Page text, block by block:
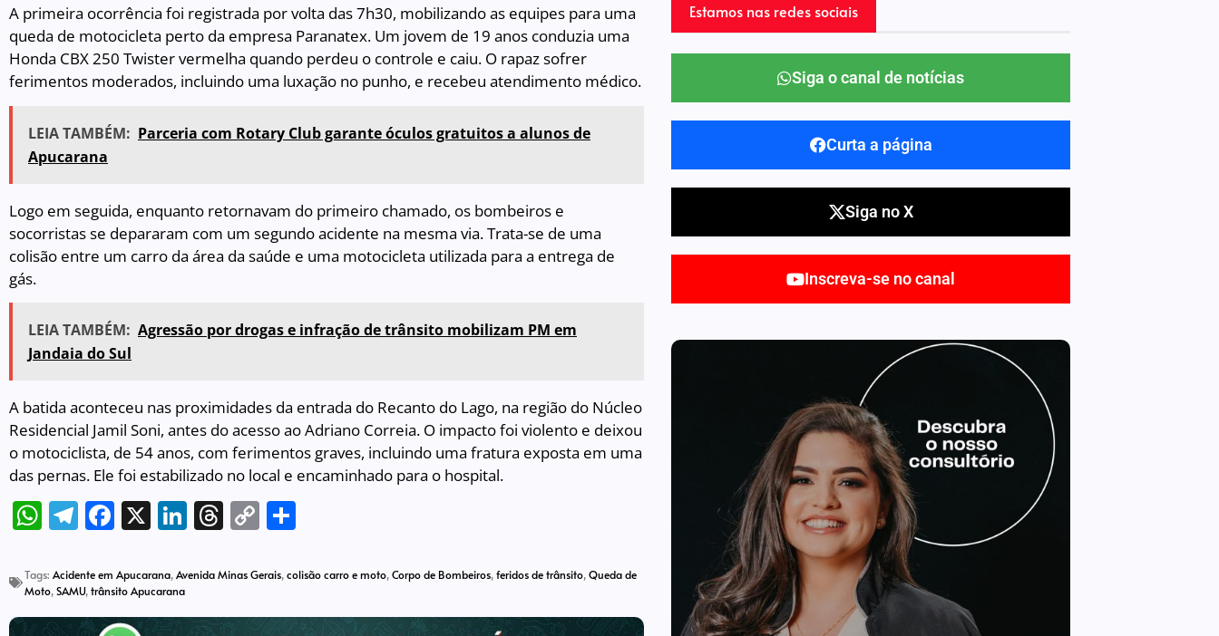
A primeira ocorrência foi registrada por volta das 7h30, mobilizando as equipes para uma
queda de motocicleta perto da empresa Paranatex. Um jovem de 19 anos conduzia uma
Honda CBX 250 Twister vermelha quando perdeu o controle e caiu. O rapaz sofrer
ferimentos moderados, incluindo uma luxação no punho, e recebeu atendimento médico.
LEIA TAMBÉM: Parceria com Rotary Club garante óculos gratuitos a alunos de
Apucarana
Logo em seguida, enquanto retornavam do primeiro chamado, os bombeiros e
socorristas se depararam com um segundo acidente na mesma via. Trata-se de uma
colisão entre um carro da área da saúde e uma motocicleta utilizada para a entrega de
gás.
LEIA TAMBÉM: Agressão por drogas e infração de trânsito mobilizam PM em
Jandaia do Sul
A batida aconteceu nas proximidades da entrada do Recanto do Lago, na região do Núcleo
Residencial Jamil Soni, antes do acesso ao Adriano Correia. O impacto foi violento e deixou
o motociclista, de 54 anos, com ferimentos graves, incluindo uma fratura exposta em uma
das pernas. Ele foi estabilizado no local e encaminhado para o hospital.
WhatsApp
Telegram
Facebook
X LinkedIn
Threads
Copy
Tags: Acidente em Apucarana,Avenida Minas Gerais,colisão carro e moto,Corpo de Bombeiros,feridos de trânsito,Queda de
Moto,SAMU,trânsito Apucarana
Estamos nas redes sociais
Siga o canal de notícias
Curta a página
Siga no X
Inscreva-se no canal